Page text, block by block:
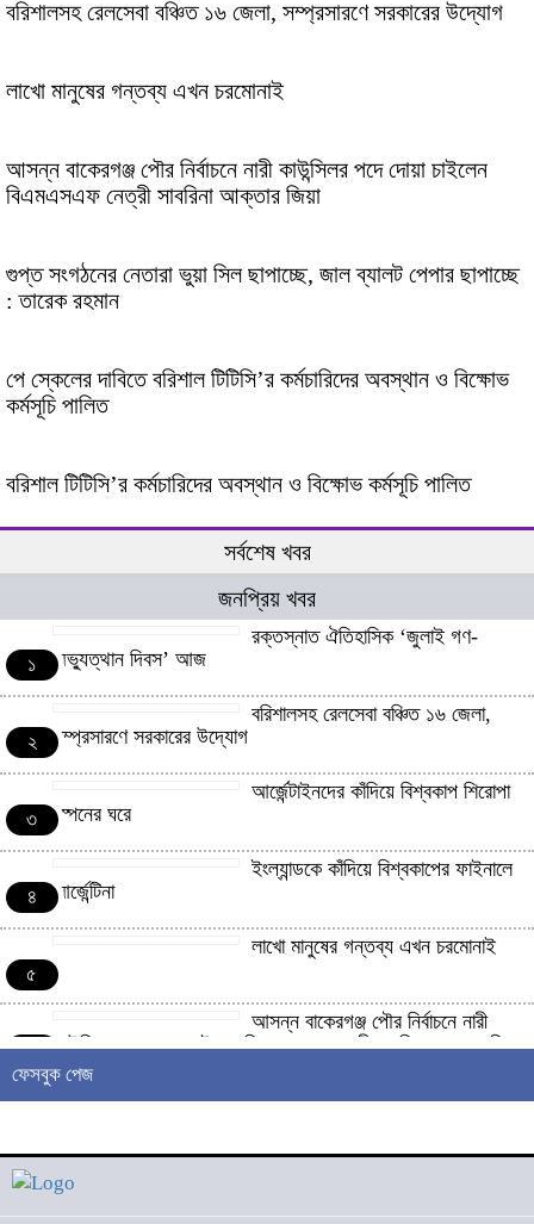
বরিশালসহ রেলসেবা বঞ্চিত ১৬ জেলা, সম্প্রসারণে সরকারের উদ্যোগ
লাখো মানুষের গন্তব্য এখন চরমোনাই
আসন্ন বাকেরগঞ্জ পৌর নির্বাচনে নারী কাউন্সিলর পদে দোয়া চাইলেন
বিএমএসএফ নেত্রী সাবরিনা আক্তার জিয়া
গুপ্ত সংগঠনের নেতারা ভুয়া সিল ছাপাচ্ছে, জাল ব্যালট পেপার ছাপাচ্ছে
: তারেক রহমান
পে স্কেলের দাবিতে বরিশাল টিটিসি’র কর্মচারিদের অবস্থান ও বিক্ষোভ
কর্মসূচি পালিত
বরিশাল টিটিসি’র কর্মচারিদের অবস্থান ও বিক্ষোভ কর্মসূচি পালিত
সর্বশেষ খবর
জনপ্রিয় খবর
১
রক্তস্নাত ঐতিহাসিক ‌‘জুলাই গণ-
অভ্যুত্থান দিবস’ আজ
২
বরিশালসহ রেলসেবা বঞ্চিত ১৬ জেলা,
সম্প্রসারণে সরকারের উদ্যোগ
৩
আর্জেন্টাইনদের কাঁদিয়ে বিশ্বকাপ শিরোপা
স্পেনের ঘরে
৪
ইংল্যান্ডকে কাঁদিয়ে বিশ্বকাপের ফাইনালে
আর্জেন্টিনা
৫
লাখো মানুষের গন্তব্য এখন চরমোনাই
৬
আসন্ন বাকেরগঞ্জ পৌর নির্বাচনে নারী
কাউন্সিলর পদে দোয়া চাইলেন বিএমএসএফ নেত্রী সাবরিনা আক্তার জিয়া
‘ইসরাইলি সেনাবাহিনী ধ্বংসের
ফেসবুক পেজ